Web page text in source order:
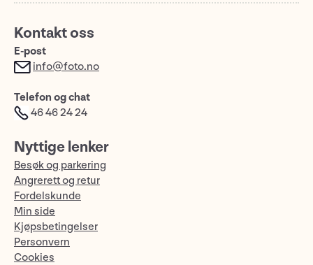
Kontakt oss
E-post
info@foto.no
Telefon og chat
46 46 24 24
Nyttige lenker
Besøk og parkering
Angrerett og retur
Fordelskunde
Min side
Kjøpsbetingelser
Personvern
Cookies